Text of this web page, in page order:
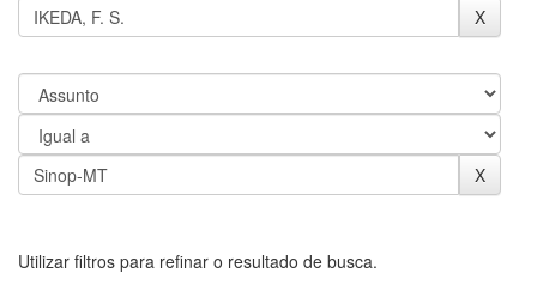
Utilizar filtros para refinar o resultado de busca.